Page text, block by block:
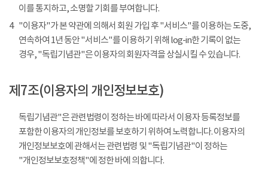
이를 통지하고, 소명할 기회를 부여합니다.
4
"이용자"가 본 약관에 의해서 회원 가입 후 "서비스"를 이용하는 도중,
연속하여 1년 동안 "서비스"를 이용하기 위해 log-in한 기록이 없는
경우, "독립기념관"은 이용자의 회원자격을 상실시킬 수 있습니다.
제7조(이용자의 개인정보보호)
독립기념관"은 관련법령이 정하는 바에 따라서 이용자 등록정보를
포함한 이용자의 개인정보를 보호하기 위하여 노력합니다. 이용자의
개인정보보호에 관해서는 관련법령 및 "독립기념관"이 정하는
"개인정보보호정책"에 정한 바에 의합니다.